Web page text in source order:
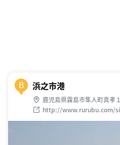
B 浜之市港
鹿児島県霧島市隼人町真孝
http://www.rurubu.com/
BookID=J0067409